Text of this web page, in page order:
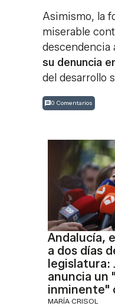
Asimismo, la
miserable
descendencia
su denuncia
del desarrollo
0 Comentarios
Andalucía,
a dos días
legislatura:
anuncia un
inminente"
MARÍA CRISOL